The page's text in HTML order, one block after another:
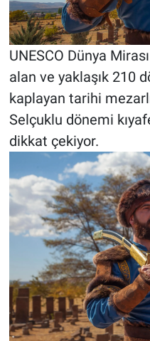
UNESCO Dünya
alan ve yaklaşık 210
kaplayan tarihi
Selçuklu dönemi
dikkat çekiyor.